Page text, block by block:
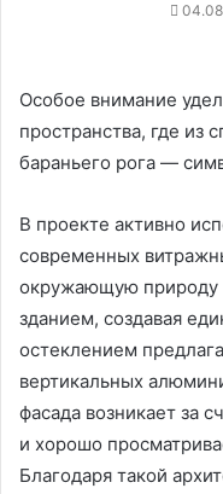
Особое внимание
пространства, где из
бараньего рога —
В проекте активно
современных
окружающую природу
зданием, создавая
остеклением
вертикальных
фасада возникает за
и хорошо
Благодаря такой